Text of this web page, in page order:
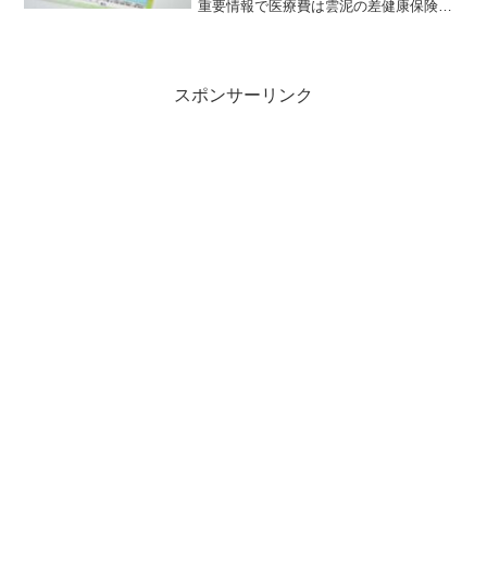
重要情報で医療費は雲泥の差健康保険証
スポンサーリンク